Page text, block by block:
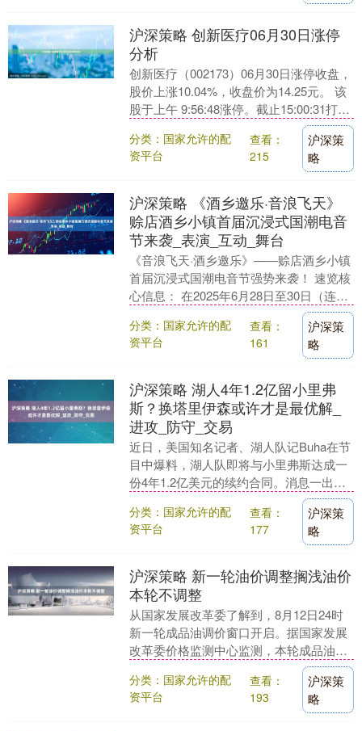
沪深策略 创新医疗06月30日涨停
分析
创新医疗（002173）06月30日涨停收盘，
股价上涨10.04%，收盘价为14.25元。 该
股于上午 9:56:48涨停。截止15:00:31打开
分类：国家允许的配
资平台
查看：
215
沪深策
略
沪深策略 《酒乡邀乐·音浪飞天》
赊店酒乡小镇首届沉浸式国潮电音
节来袭_表演_互动_舞台
《音浪飞天·酒乡邀乐》——赊店酒乡小镇
首届沉浸式国潮电音节强势来袭！ 速览核
心信息： 在2025年6月28日至30日（连续
三天），每晚19:00至22:00，刘....
分类：国家允许的配
资平台
查看：
161
沪深策
略
沪深策略 湖人4年1.2亿留小里弗
斯？换塔里伊森或许才是最优解_
进攻_防守_交易
近日，美国知名记者、湖人队记Buha在节
目中爆料，湖人队即将与小里弗斯达成一
份4年1.2亿美元的续约合同。消息一出，
瞬间引发球迷和媒体热议，这笔合同到底
划不划算....
分类：国家允许的配
资平台
查看：
177
沪深策
略
沪深策略 新一轮油价调整搁浅油价
本轮不调整
从国家发展改革委了解到，8月12日24时
新一轮成品油调价窗口开启。据国家发展
改革委价格监测中心监测，本轮成品油调
价周期内（7月29日—8月11日）国际油价
先涨后....
分类：国家允许的配
资平台
查看：
193
沪深策
略